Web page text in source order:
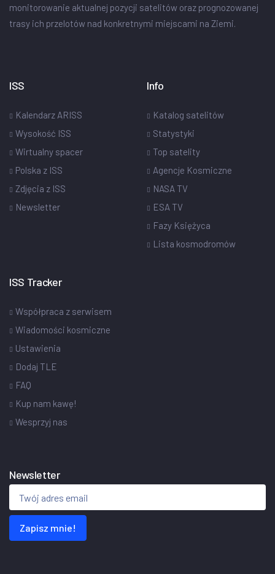
monitorowanie aktualnej pozycji satelitów oraz prognozowanej
trasy ich przelotów nad konkretnymi miejscami na Ziemi.
ISS
Kalendarz ARISS
Wysokość ISS
Wirtualny spacer
Polska z ISS
Zdjęcia z ISS
Newsletter
Info
Katalog satelitów
Statystyki
Top satelity
Agencje Kosmiczne
NASA TV
ESA TV
Fazy Księżyca
Lista kosmodromów
ISS Tracker
Współpraca z serwisem
Wiadomości kosmiczne
Ustawienia
Dodaj TLE
FAQ
Kup nam kawę!
Wesprzyj nas
Newsletter
Zapisz mnie!